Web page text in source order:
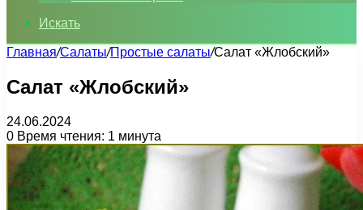
Искать
Главная/Салаты/Простые салаты/Салат «Жлобский»
Салат «Жлобский»
24.06.2024
0 Время чтения: 1 минута